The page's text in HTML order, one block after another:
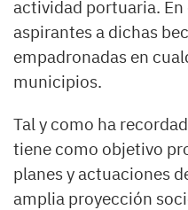
actividad portuaria.
aspirantes a dichas
empadronadas en
municipios.
Tal y como ha
tiene como objetivo
planes y actuaciones
amplia proyección